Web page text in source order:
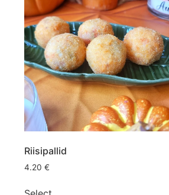
Riisipallid
4.20€